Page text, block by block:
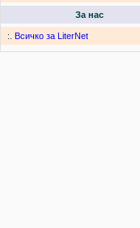
За нас
:. Всичко за LiterNet